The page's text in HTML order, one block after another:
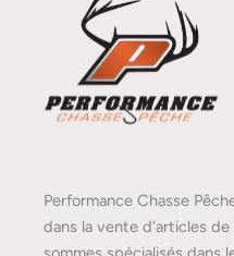
Performance Chasse
dans la vente d'articles